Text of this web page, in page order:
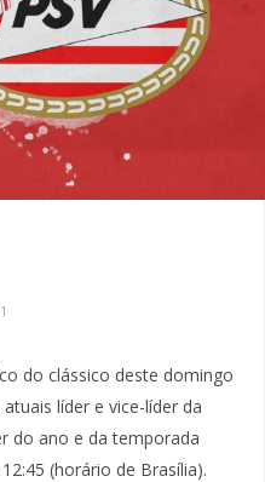
do clássico deste domingo
líder e vice-líder da
do ano e da temporada
(horário de Brasília).